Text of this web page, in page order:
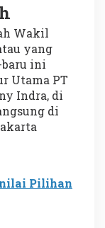
Wakil
yang
baru ini
Utama PT
Indra, di
di
Pilihan